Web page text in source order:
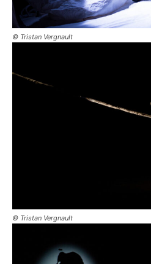
© Tristan Vergnault
© Tristan Vergnault